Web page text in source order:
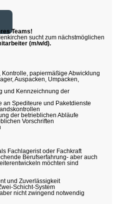
Teams!
sucht zum nächstmöglichen
(m/w/d).
papiermäßige Abwicklung
Auspacken, Umpacken,
und Kennzeichnung der
an Spediteure und Paketdienste
der betrieblichen Abläufe
Vorschriften
Fachlagerist oder Fachkraft
Berufserfahrung- aber auch
möchten sind
und Zuverlässigkeit
Schicht-System
nicht zwingend notwendig